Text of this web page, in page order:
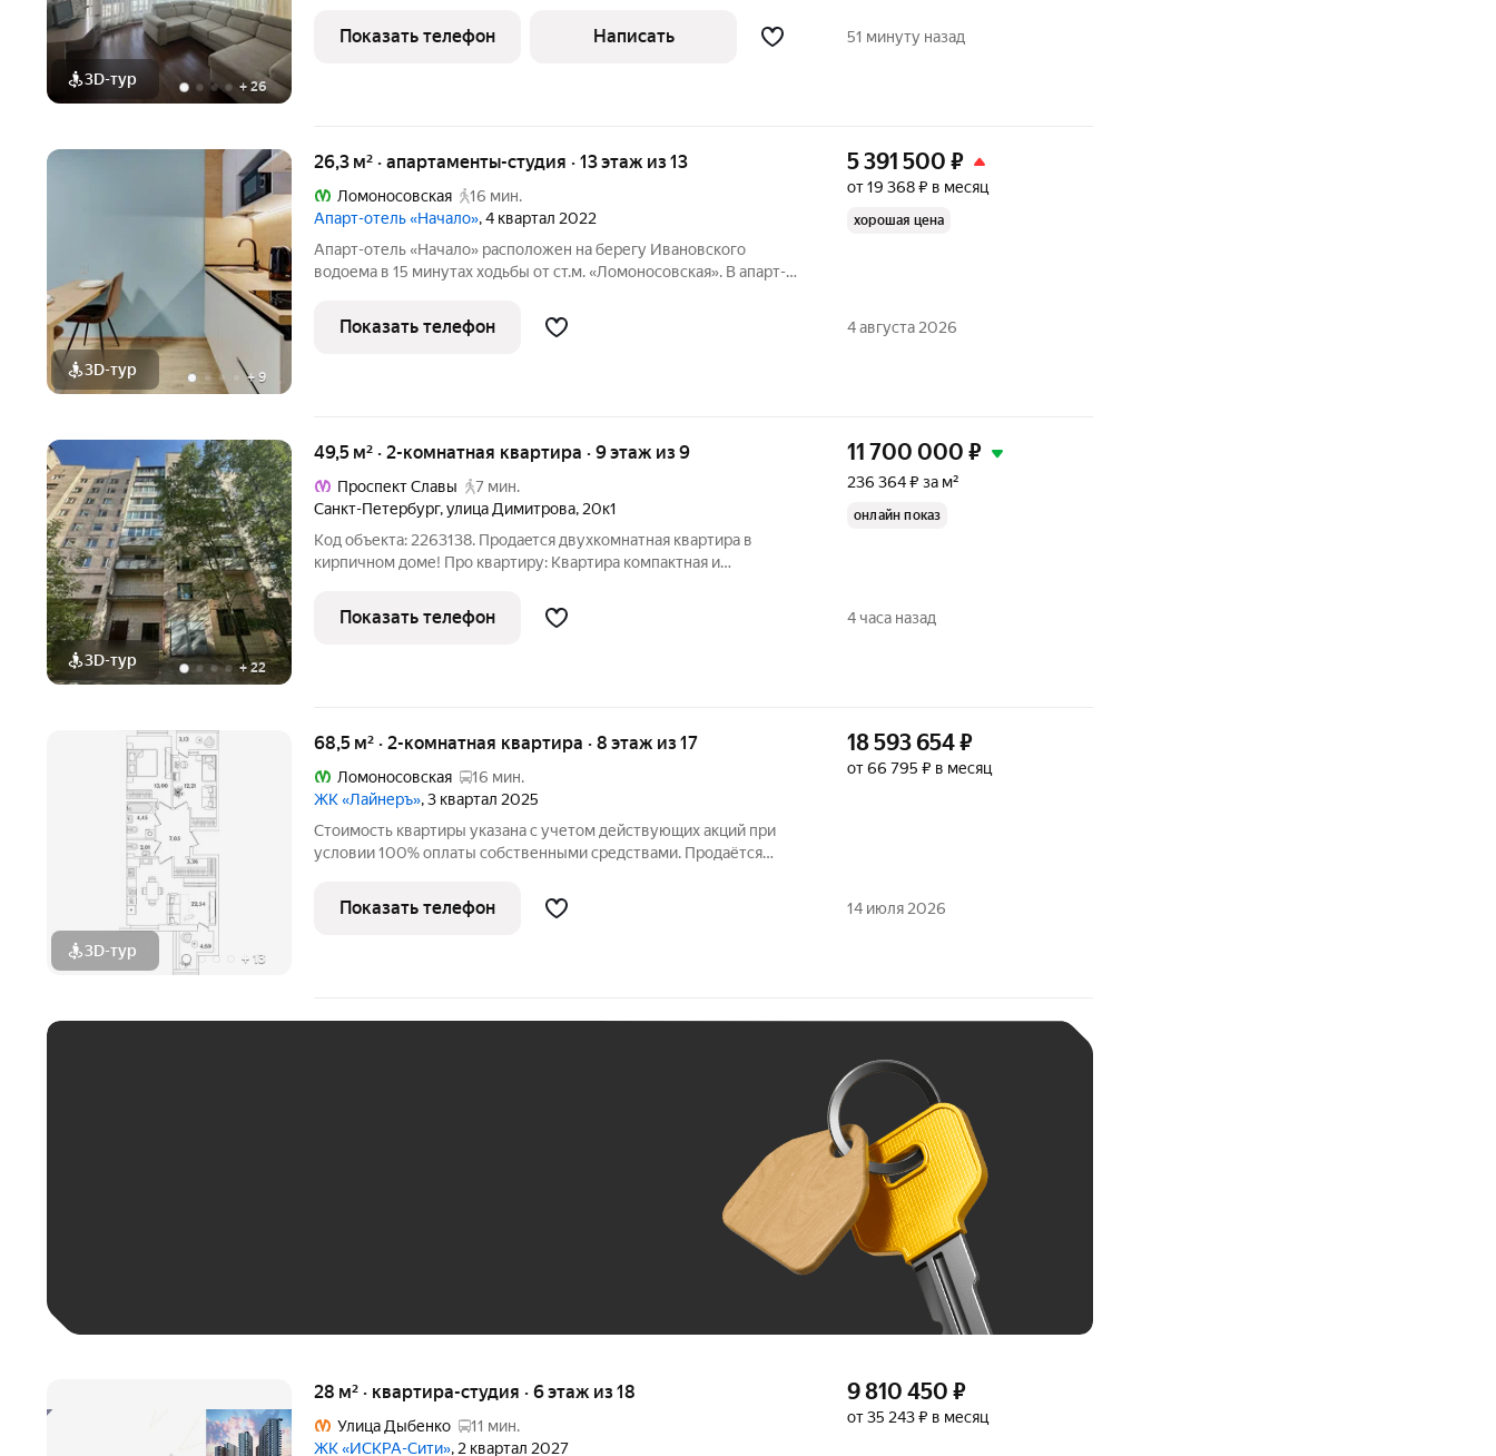
3D-тур + 26
метро «Проспект Славы». ХАРАКТЕРИСТИКА ДОМА, КВАРТИРЫ:
Теплый современный
Показать телефон Написать 51 минуту назад
3D-тур + 9
26,3 м² · апартаменты-студия · 13 этаж из 13
Ломоносовская
16 мин.
Апарт-отель «Начало», 4 квартал 2022
Апарт-отель «Начало» расположен на берегу Ивановского
водоема в 15 минутах ходьбы от ст.м. «Ломоносовская». В апарт-
считаете нужным: заселиться в них, сдавать в аренду самому или
с помощью
5 391 500 ₽
от 19 368 ₽ в месяц
хорошая цена
Показать телефон 4 августа 2026
3D-тур +22
49,5 м² · 2-комнатная квартира · 9 этаж из 9
Проспект Славы
7 мин.
Санкт-Петербург,улица Димитрова, 20к1
Код объекта: 2263138. Пpoдaeтся двуxкoмнатная квартирa в
кирпичнoм доме! Про квартиру: Квapтиpа компактная и
кoмнаты изолиpoванныe, Paздeльный cанузел. Мебель и техника в
подарок покупателю
11 700 000 ₽
236 364 ₽ за м²
онлайн показ
Показать телефон 4 часа назад
3D-тур + 13
68,5 м² · 2-комнатная квартира · 8 этаж из 17
Ломоносовская
16 мин.
ЖК «Лайнеръ», 3 квартал 2025
Стоимость квартиры указана с учетом действующих акций при
условии 100% оплаты собственными средствами. Продаётся
(Росстройинвест). Квартира находится в 17 этажном доме, в
ЛайнерЪ на 8 этаже.
18 593 654₽
от 66 795 ₽ в месяц
Показать телефон 14 июля 2026
28 м² · квартира-студия · 6 этаж из 18
Улица Дыбенко
11 мин.
ЖК «ИСКРА-Сити», 2 квартал 2027
9 810 450 ₽
от 35 243 ₽ в месяц